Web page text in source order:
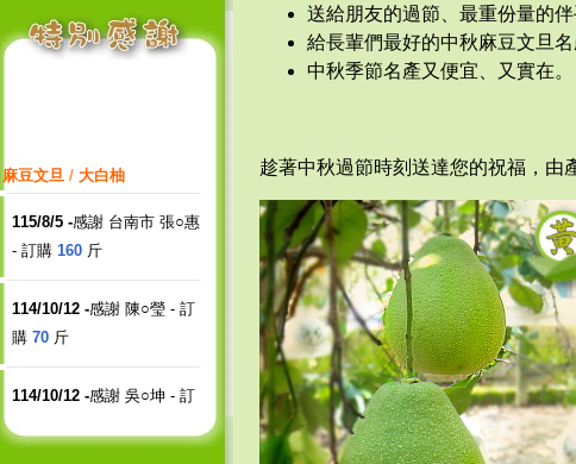
感謝 台南市 張○惠
- 訂購160斤
感謝 陳○瑩 - 訂
購70斤
感謝 吳○坤 - 訂
購50斤
送給朋友的過節、最重份量的伴
給長輩們最好的中秋麻豆文旦名
中秋季節名產又便宜、又實在。
趁著中秋過節時刻送達您的祝福，由